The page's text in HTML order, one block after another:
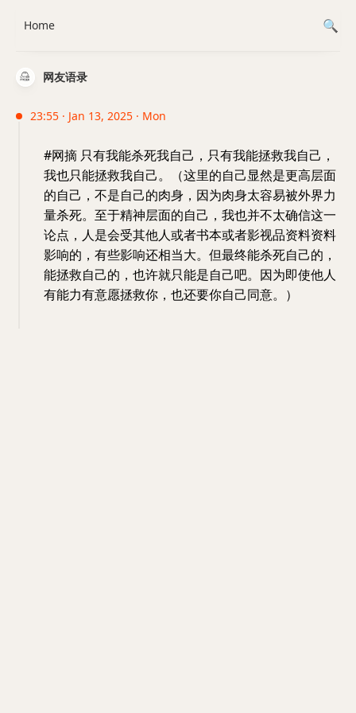
网友语录
23:55 · Jan 13, 2025 · Mon
#网摘 只有我能杀死我自己，只有我能拯救我自己，
我也只能拯救我自己。（这里的自己显然是更高层面
的自己，不是自己的肉身，因为肉身太容易被外界力
量杀死。至于精神层面的自己，我也并不太确信这一
论点，人是会受其他人或者书本或者影视品资料资料
影响的，有些影响还相当大。但最终能杀死自己的，
能拯救自己的，也许就只能是自己吧。因为即使他人
有能力有意愿拯救你，也还要你自己同意。）
Home